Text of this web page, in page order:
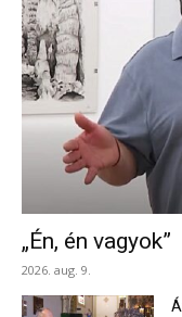
„Én, én vagyok”
2026. aug. 9.